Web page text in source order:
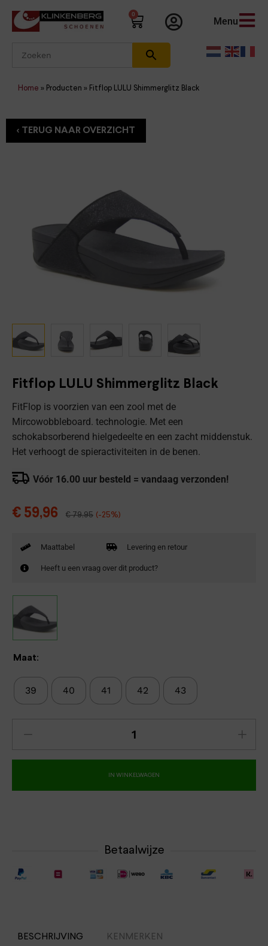
0
Menu
Home » Producten » Fitflop LULU Shimmerglitz Black
Fitflop LULU Shimmerglitz Black
FitFlop is voorzien van een zool met de
Mircowobbleboard. technologie. Met een
schokabsorberend hielgedeelte en een zacht middenstuk.
Het verhoogt de spieractiviteiten in de benen.
Vóór 16.00 uur besteld = vandaag verzonden!
€ 59,96 €79,95 (-25%)
Maattabel Levering en retour
Heeft u een vraag over dit product?
Maat:
39 40 41 42 43
IN WINKELWAGEN
Betaalwijze
BESCHRIJVING KENMERKEN